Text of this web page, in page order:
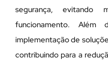
segurança, evitando
funcionamento. Além
implementação de
contribuindo para a